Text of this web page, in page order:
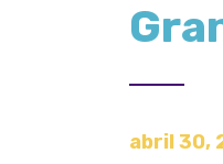
abril 30,